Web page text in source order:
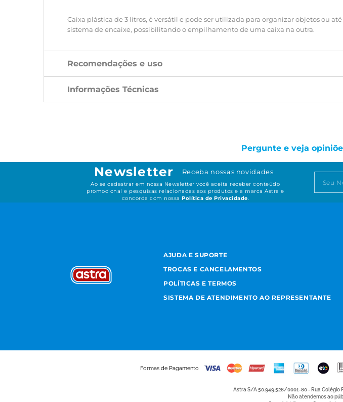
Caixa plástica de 3 litros, é versátil e pode ser utilizada para organizar objetos ou
sistema de encaixe, possibilitando o empilhamento de uma caixa na outra.
Recomendações e uso
Informações Técnicas
Pergunte e veja
Newsletter Receba nossas novidades
Ao se cadastrar em nossa Newsletter você aceita receber conteúdo
promocional e pesquisas relacionadas aos produtos e a marca Astra e
concorda com nossaPolítica de Privacidade.
AJUDA E SUPORTE
TROCAS E CANCELAMENTOS
POLÍTICAS E TERMOS
SISTEMA DE ATENDIMENTO AO REPRESENTANTE
Formas de Pagamento
Astra S/A 50.949.528/0001-80 - Rua Colégio
Não atendemos ao